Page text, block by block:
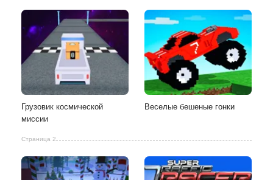
Грузовик космической
миссии
Веселые бешеные гонки
Страница 2